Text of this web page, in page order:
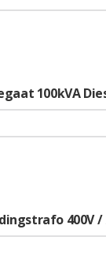
100kVA
400V /